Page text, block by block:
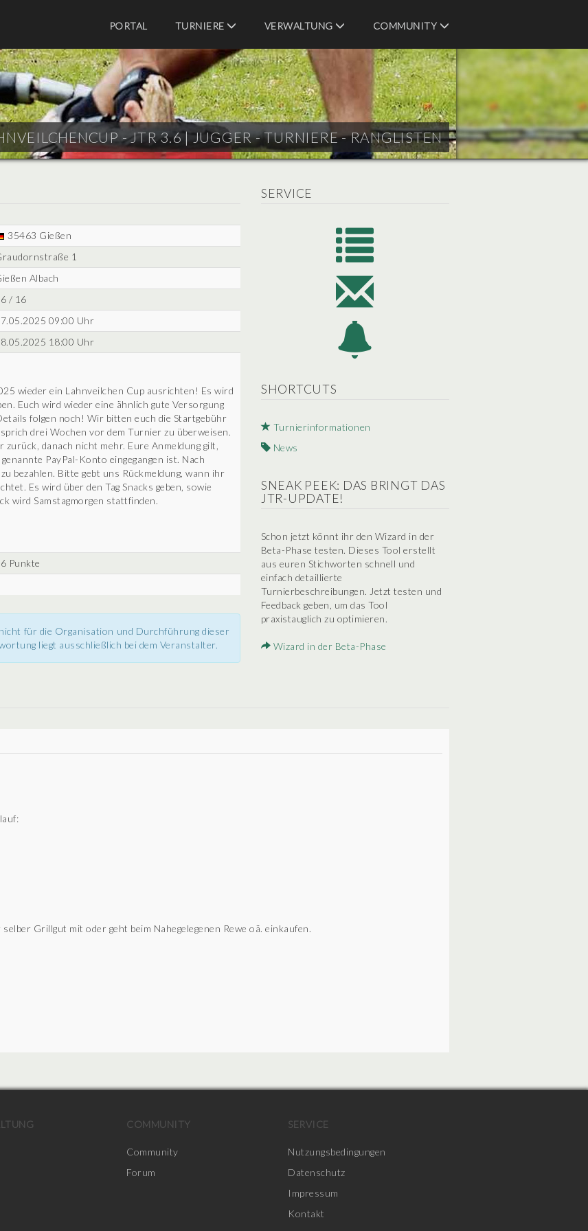
PORTAL
TURNIERE VERWALTUNG COMMUNITY
- JTR 3.6 |JUGGER - TURNIERE - RANGLISTEN
SERVICE
SHORTCUTS
Turnierinformationen
News
SNEAK PEEK: DAS BRINGT DAS
JTR-UPDATE!
Schon jetzt könnt ihr den Wizard in der
Beta-Phase testen. Dieses Tool erstellt
aus euren Stichworten schnell und
einfach detaillierte
Turnierbeschreibungen. Jetzt testen und
Feedback geben, um das Tool
praxistauglich zu optimieren.
Wizard in der Beta-Phase
35463 Gießen
1
Albach
/ 16
09:00 Uhr
18:00 Uhr
wieder ein Lahnveilchen Cup ausrichten! Es wird
Euch wird wieder eine ähnlich gute Versorgung
folgen noch! Wir bitten euch die Startgebühr
drei Wochen vor dem Turnier zu überweisen.
danach nicht mehr. Eure Anmeldung gilt,
PayPal-Konto eingegangen ist. Nach
bezahlen. Bitte gebt uns Rückmeldung, wann ihr
Es wird über den Tag Snacks geben, sowie
wird Samstagmorgen stattfinden.
Punkte
für die Organisation und Durchführung dieser
liegt ausschließlich bei dem Veranstalter.
Grillgut mit oder geht beim Nahegelegenen Rewe oä. einkaufen.
COMMUNITY
Community
Forum
SERVICE
Nutzungsbedingungen
Datenschutz
Impressum
Kontakt